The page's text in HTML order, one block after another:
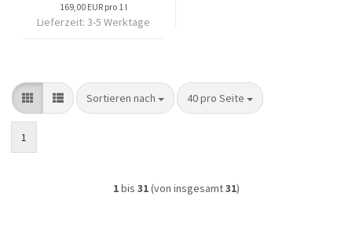
169,00 EUR pro 1 l
Lieferzeit: 3-5 Werktage
Sortieren nach
Sortieren nach 40 pro Seite
pro Seite
1
1bis 31(von insgesamt31)